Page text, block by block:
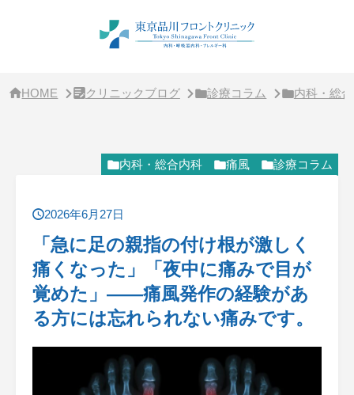
ニッ HOME クリニックブログ 診療コラム 内科・総
内科・総合内科 痛風 診療コラム
2026年6月27日
「急に足の親指の付け根が激しく
痛くなった」「夜中に痛みで目が
覚めた」——痛風発作の経験があ
る方には忘れられない痛みです。